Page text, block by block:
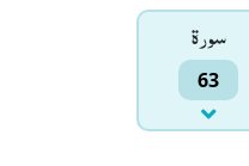
سورۃ
63